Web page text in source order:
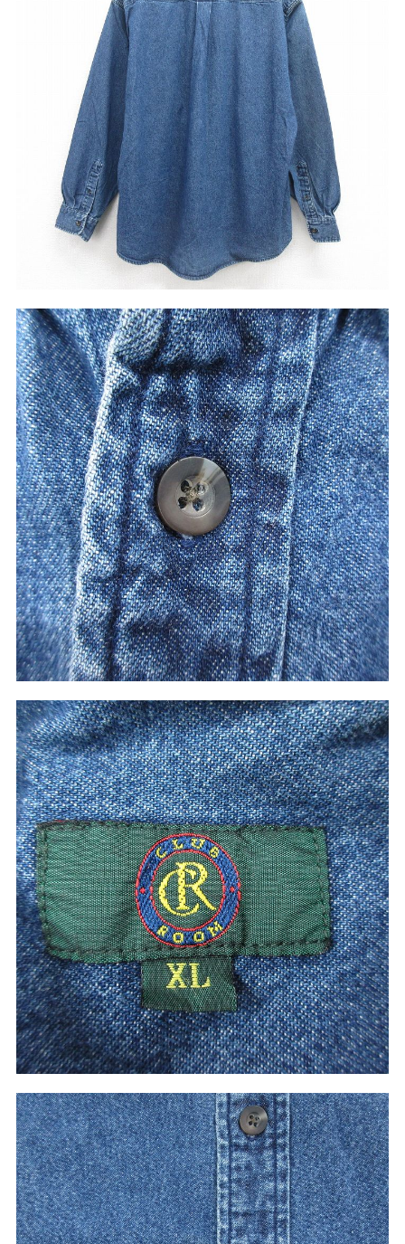
Search by Sizeサイズから探す（メンズ）
ジャケット XS S M L XL
スウェット XS S M L XL
長袖シャツ XS S M L XL
半袖シャツ XS S M L XL
XS S M L
パンツ W33,W34 W35,W36
W37以上
Search by Maniacマニアックから探す
バンド
Tシャツ
アニメ
Tシャツ
映画
Tシャツ
USA製
ボロ ミリタリー
すべてのマニアックを見る
Search by Period年代から探す
90年代 80年代 70年代
60年代 50年代 40年代
すべての年代を見る
週刊ラッシュアウト新聞
古着コラム
メディア・イベント情報
Youtube 古着屋Rush Out チャンネル
スタッフコーディネート
ご利用案内